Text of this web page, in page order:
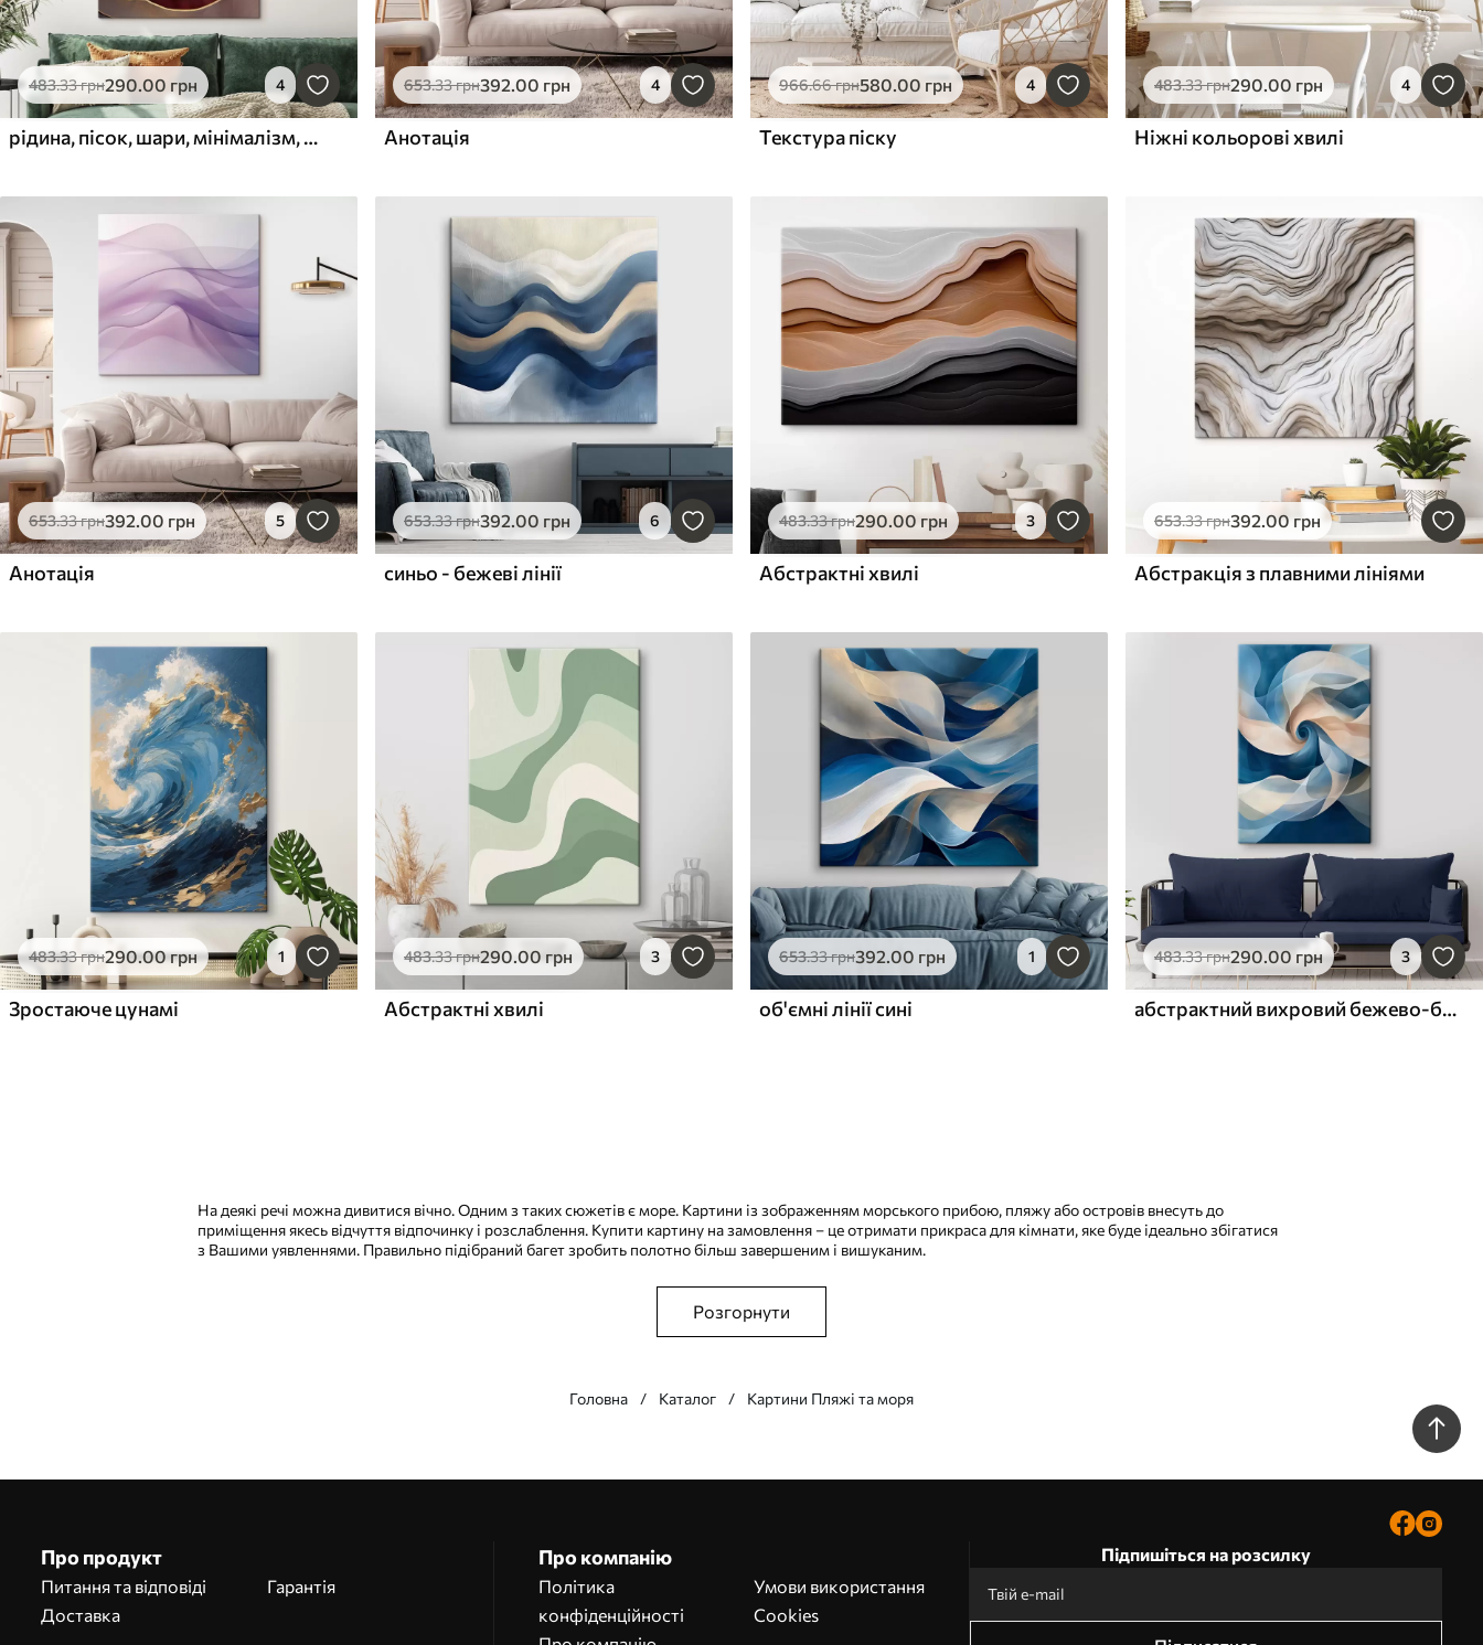
483.33грн290.00 грн 4
рідина, пісок, шари, мінімалізм, м'які лінії, теплі тони, натуральні, рух
653.33грн392.00 грн 4
Анотація
966.66грн580.00 грн 4
Текстура піску
483.33грн290.00 грн 4
Ніжні кольорові хвилі
653.33грн392.00 грн 5
Анотація
653.33грн392.00 грн 6
синьо - бежеві лінії
483.33грн290.00 грн 3
Абстрактні хвилі
653.33грн392.00 грн
Абстракція з плавними лініями
483.33грн290.00грн 1
Зростаюче цунамі
483.33грн290.00 грн 3
Абстрактні хвилі
653.33грн392.00 грн 1
об'ємні лінії сині
483.33грн290.00 грн 3
абстрактний вихровий бежево-блакитний
На деякі речі можна дивитися вічно. Одним з таких сюжетів є море. Картини із зображенням морського прибою, пляжу або островів внесуть до
приміщення якесь відчуття відпочинку і розслаблення. Купити картину на замовлення – це отримати прикраса для кімнати, яке буде ідеально збігатися
з Вашими уявленнями. Правильно підібраний багет зробить полотно більш завершеним і вишуканим.
Розгорнути
Головна Каталог Картини Пляжі та моря
Безкоштовна професійна обробка фотографій
Про продукт
Питання та відповіді
Доставка
Гарантія
Про компанію
Політика
конфіденційності
Умови використання
Cookies
Підпишіться на розсилку